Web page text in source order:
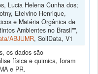
Lucia Helena Cunha dos;
Etelvino Henrique,
e Matéria Orgânica de
Ambientes no Brasil"",
ABJUMR, SoilData, V1
os dados são
física e quimica, foram
e PR.